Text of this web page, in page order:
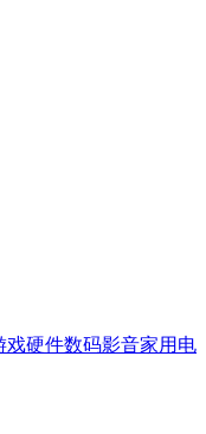
戏硬件数码影音家用电